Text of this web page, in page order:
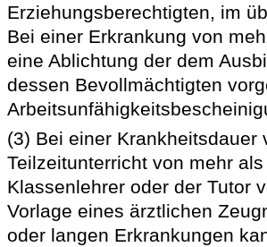
Erziehungsberechtigten, im
Bei einer Erkrankung von
eine Ablichtung der dem
dessen Bevollmächtigten
(3) Bei einer Krankheitsdauer
Teilzeitunterricht von mehr
Klassenlehrer oder der Tutor
Vorlage eines ärztlichen
oder langen Erkrankungen